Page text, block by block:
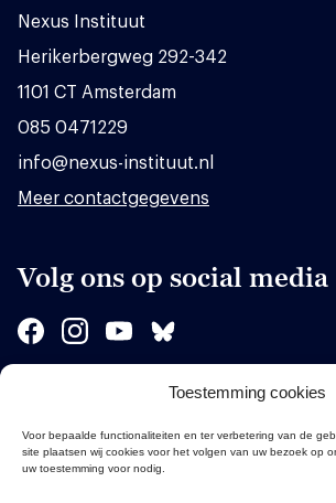
Toestemming cookies
Voor bepaalde functionaliteiten en ter verbetering van de
site plaatsen wij cookies voor het volgen van uw bezoek op
uw toestemming voor nodig.
Nexus Instituut
Herikerbergweg 292-342
1101 CT Amsterdam
085 0471229
info@nexus-instituut.nl
Meer contactgegevens
Volg ons op social media